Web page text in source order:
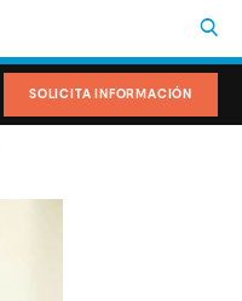
SOLICITA INFORMACIÓN